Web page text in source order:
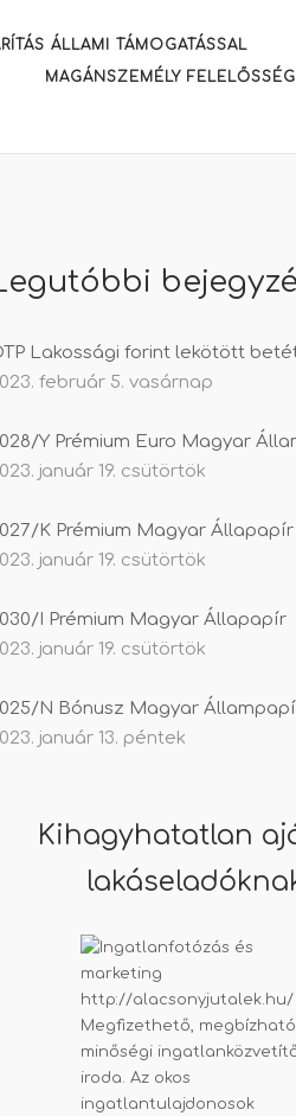
ÁLLAMI TÁMOGATÁSSAL
MAGÁNSZEMÉLY
Lakossági forint lekötött
február 5. vasárnap
Y Prémium Euro Magyar
január 19. csütörtök
K Prémium Magyar Állapapír
január 19. csütörtök
I Prémium Magyar Állapapír
január 19. csütörtök
N Bónusz Magyar
január 13. péntek
Kihagyhatatlan